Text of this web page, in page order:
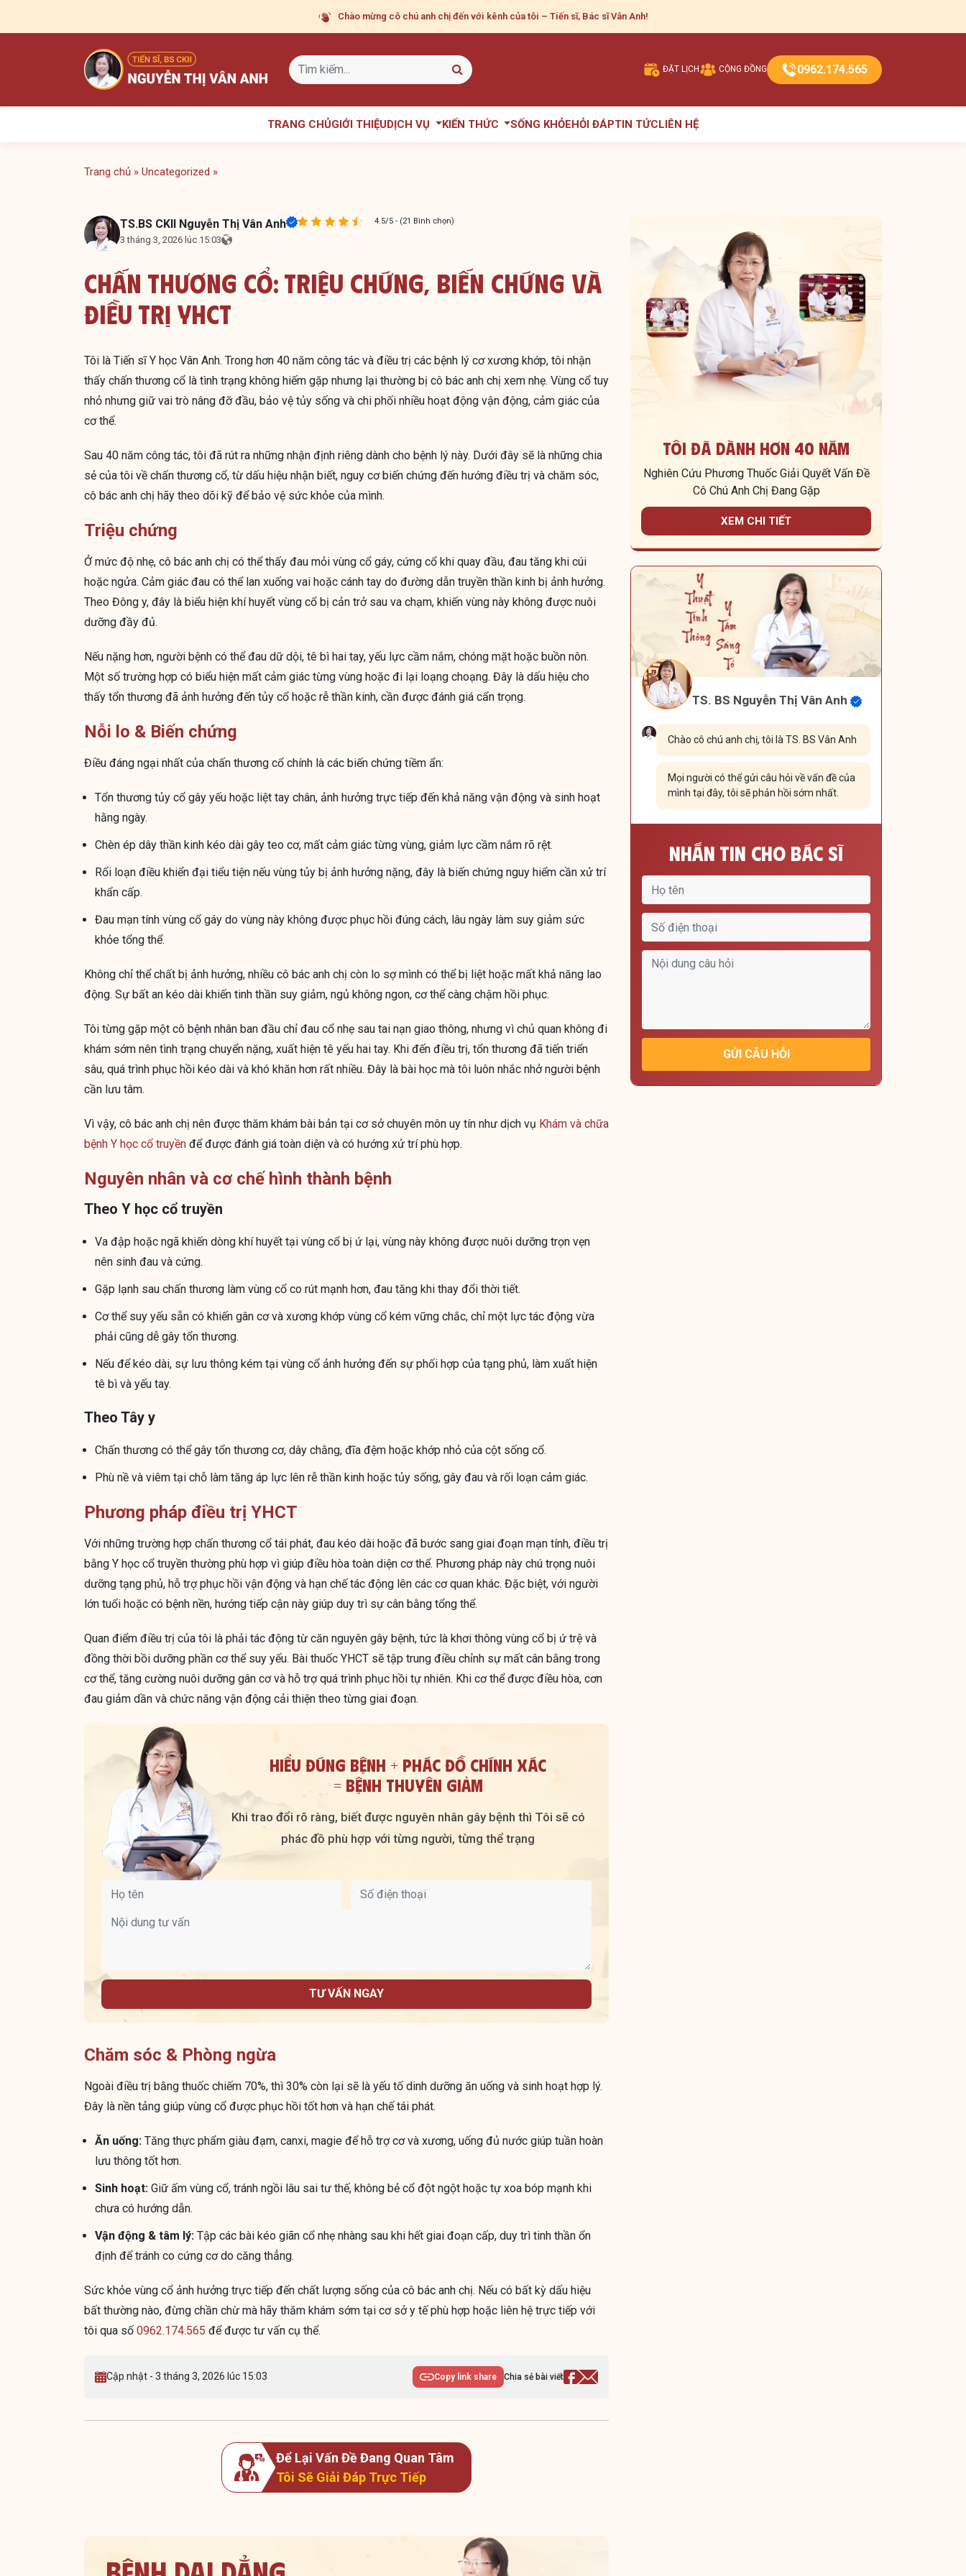
Chào mừng cô chú anh chị đến với kênh của tôi – Tiến sĩ, Bác sĩ Vân Anh!
ĐẶT LỊCH CỘNG ĐỒNG 0962.174.565
TRANG CHỦGIỚI THIỆUDỊCH VỤ KIẾN THỨC SỐNG KHỎEHỎI ĐÁPTIN TỨCLIÊN HỆ
Trang chủ » Uncategorized »
TS.BS CKII Nguyễn Thị Vân Anh
3 tháng 3, 2026 lúc 15:03
4.5/5 - (21 Bình chọn)
Chấn Thương Cổ: Triệu Chứng, Biến Chứng Và
Điều Trị YHCT
Tôi là Tiến sĩ Y học Vân Anh. Trong hơn 40 năm công tác và điều trị các bệnh lý cơ xương khớp, tôi nhận
thấy chấn thương cổ là tình trạng không hiếm gặp nhưng lại thường bị cô bác anh chị xem nhẹ. Vùng cổ tuy
nhỏ nhưng giữ vai trò nâng đỡ đầu, bảo vệ tủy sống và chi phối nhiều hoạt động vận động, cảm giác của
cơ thể.
Sau 40 năm công tác, tôi đã rút ra những nhận định riêng dành cho bệnh lý này. Dưới đây sẽ là những chia
sẻ của tôi về chấn thương cổ, từ dấu hiệu nhận biết, nguy cơ biến chứng đến hướng điều trị và chăm sóc,
cô bác anh chị hãy theo dõi kỹ để bảo vệ sức khỏe của mình.
Triệu chứng
Ở mức độ nhẹ, cô bác anh chị có thể thấy đau mỏi vùng cổ gáy, cứng cổ khi quay đầu, đau tăng khi cúi
hoặc ngửa. Cảm giác đau có thể lan xuống vai hoặc cánh tay do đường dẫn truyền thần kinh bị ảnh hưởng.
Theo Đông y, đây là biểu hiện khí huyết vùng cổ bị cản trở sau va chạm, khiến vùng này không được nuôi
dưỡng đầy đủ.
Nếu nặng hơn, người bệnh có thể đau dữ dội, tê bì hai tay, yếu lực cầm nắm, chóng mặt hoặc buồn nôn.
Một số trường hợp có biểu hiện mất cảm giác từng vùng hoặc đi lại loạng choạng. Đây là dấu hiệu cho
thấy tổn thương đã ảnh hưởng đến tủy cổ hoặc rễ thần kinh, cần được đánh giá cẩn trọng.
Nỗi lo & Biến chứng
Điều đáng ngại nhất của chấn thương cổ chính là các biến chứng tiềm ẩn:
Tổn thương tủy cổ gây yếu hoặc liệt tay chân, ảnh hưởng trực tiếp đến khả năng vận động và sinh hoạt
hằng ngày.
Chèn ép dây thần kinh kéo dài gây teo cơ, mất cảm giác từng vùng, giảm lực cầm nắm rõ rệt.
Rối loạn điều khiển đại tiểu tiện nếu vùng tủy bị ảnh hưởng nặng, đây là biến chứng nguy hiểm cần xử trí
khẩn cấp.
Đau mạn tính vùng cổ gáy do vùng này không được phục hồi đúng cách, lâu ngày làm suy giảm sức
khỏe tổng thể.
Không chỉ thể chất bị ảnh hưởng, nhiều cô bác anh chị còn lo sợ mình có thể bị liệt hoặc mất khả năng lao
động. Sự bất an kéo dài khiến tinh thần suy giảm, ngủ không ngon, cơ thể càng chậm hồi phục.
Tôi từng gặp một cô bệnh nhân ban đầu chỉ đau cổ nhẹ sau tai nạn giao thông, nhưng vì chủ quan không đi
khám sớm nên tình trạng chuyển nặng, xuất hiện tê yếu hai tay. Khi đến điều trị, tổn thương đã tiến triển
sâu, quá trình phục hồi kéo dài và khó khăn hơn rất nhiều. Đây là bài học mà tôi luôn nhắc nhở người bệnh
cần lưu tâm.
Vì vậy, cô bác anh chị nên được thăm khám bài bản tại cơ sở chuyên môn uy tín như dịch vụ Khám và chữa
bệnh Y học cổ truyền để được đánh giá toàn diện và có hướng xử trí phù hợp.
Nguyên nhân và cơ chế hình thành bệnh
Theo Y học cổ truyền
Va đập hoặc ngã khiến dòng khí huyết tại vùng cổ bị ứ lại, vùng này không được nuôi dưỡng trọn vẹn
nên sinh đau và cứng.
Gặp lạnh sau chấn thương làm vùng cổ co rút mạnh hơn, đau tăng khi thay đổi thời tiết.
Cơ thể suy yếu sẵn có khiến gân cơ và xương khớp vùng cổ kém vững chắc, chỉ một lực tác động vừa
phải cũng dễ gây tổn thương.
Nếu để kéo dài, sự lưu thông kém tại vùng cổ ảnh hưởng đến sự phối hợp của tạng phủ, làm xuất hiện
tê bì và yếu tay.
Theo Tây y
Chấn thương có thể gây tổn thương cơ, dây chằng, đĩa đệm hoặc khớp nhỏ của cột sống cổ.
Phù nề và viêm tại chỗ làm tăng áp lực lên rễ thần kinh hoặc tủy sống, gây đau và rối loạn cảm giác.
Phương pháp điều trị YHCT
Với những trường hợp chấn thương cổ tái phát, đau kéo dài hoặc đã bước sang giai đoạn mạn tính, điều trị
bằng Y học cổ truyền thường phù hợp vì giúp điều hòa toàn diện cơ thể. Phương pháp này chú trọng nuôi
dưỡng tạng phủ, hỗ trợ phục hồi vận động và hạn chế tác động lên các cơ quan khác. Đặc biệt, với người
lớn tuổi hoặc có bệnh nền, hướng tiếp cận này giúp duy trì sự cân bằng tổng thể.
Quan điểm điều trị của tôi là phải tác động từ căn nguyên gây bệnh, tức là khơi thông vùng cổ bị ứ trệ và
đồng thời bồi dưỡng phần cơ thể suy yếu. Bài thuốc YHCT sẽ tập trung điều chỉnh sự mất cân bằng trong
cơ thể, tăng cường nuôi dưỡng gân cơ và hỗ trợ quá trình phục hồi tự nhiên. Khi cơ thể được điều hòa, cơn
đau giảm dần và chức năng vận động cải thiện theo từng giai đoạn.
HIỂU ĐÚNG BỆNH + PHÁC ĐỒ CHÍNH XÁC
= BỆNH THUYÊN GIẢM
Khi trao đổi rõ ràng, biết được nguyên nhân gây bệnh thì Tôi sẽ có
phác đồ phù hợp với từng người, từng thể trạng
TƯ VẤN NGAY
Chăm sóc & Phòng ngừa
Ngoài điều trị bằng thuốc chiếm 70%, thì 30% còn lại sẽ là yếu tố dinh dưỡng ăn uống và sinh hoạt hợp lý.
Đây là nền tảng giúp vùng cổ được phục hồi tốt hơn và hạn chế tái phát.
Ăn uống: Tăng thực phẩm giàu đạm, canxi, magie để hỗ trợ cơ và xương, uống đủ nước giúp tuần hoàn
lưu thông tốt hơn.
Sinh hoạt: Giữ ấm vùng cổ, tránh ngồi lâu sai tư thế, không bẻ cổ đột ngột hoặc tự xoa bóp mạnh khi
chưa có hướng dẫn.
Vận động & tâm lý: Tập các bài kéo giãn cổ nhẹ nhàng sau khi hết giai đoạn cấp, duy trì tinh thần ổn
định để tránh co cứng cơ do căng thẳng.
Sức khỏe vùng cổ ảnh hưởng trực tiếp đến chất lượng sống của cô bác anh chị. Nếu có bất kỳ dấu hiệu
bất thường nào, đừng chần chừ mà hãy thăm khám sớm tại cơ sở y tế phù hợp hoặc liên hệ trực tiếp với
tôi qua số 0962.174.565 để được tư vấn cụ thể.
Cập nhật - 3 tháng 3, 2026 lúc 15:03 Copy link share Chia sẻ bài viết
Để Lại Vấn Đề Đang Quan Tâm
Tôi Sẽ Giải Đáp Trực Tiếp
Tôi Đã Dành Hơn 40 Năm
Nghiên Cứu Phương Thuốc Giải Quyết Vấn Đề
Cô Chú Anh Chị Đang Gặp
XEM CHI TIẾT
TS. BS Nguyễn Thị Vân Anh
Chào cô chú anh chị, tôi là TS. BS Vân Anh
Mọi người có thể gửi câu hỏi về vấn đề của
mình tại đây, tôi sẽ phản hồi sớm nhất.
Nhắn Tin Cho Bác Sĩ
GỬI CÂU HỎI